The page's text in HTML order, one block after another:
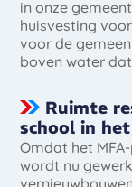
in onze
huisvesting
voor de
boven water
Ruimte
school in
Omdat het
wordt nu